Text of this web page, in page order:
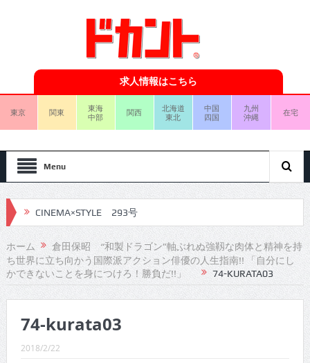
求人情報はこちら
東京 関東
東海
中部
関西
北海道
東北
中国
四国
九州
沖縄
在宅
Menu
CINEMA×STYLE 293号
CINEMA×STYLE 292号
CINEMA×STYLE 291号
CINEMA×STYLE 290号
CINEMA×STYLE 289号
CINEMA×STYLE 288号
ホーム
倉田保昭 “和製ドラゴン”軸ぶれぬ強靱な肉体と精神を持
ち世界に立ち向かう国際派アクション俳優の人生指南!! 「自分にし
かできないことを身につけろ！勝負だ!!」
74-KURATA03
74-kurata03
2018/2/22